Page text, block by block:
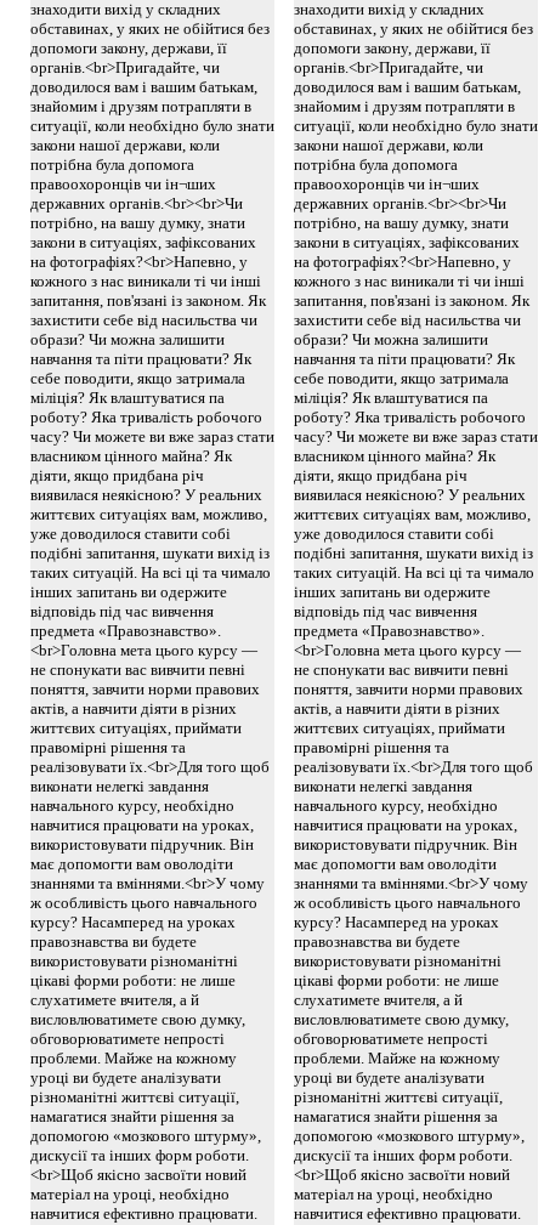
знаходити вихід у складних
обставинах, у яких не обійтися без
допомоги закону, держави, її
органів.<br>Пригадайте, чи
доводилося вам і вашим батькам,
знайомим і друзям потрапляти в
ситуації, коли необхідно було знати
закони нашої держави, коли
потрібна була допомога
правоохоронців чи ін¬ших
державних органів.<br><br>Чи
потрібно, на вашу думку, знати
закони в ситуаціях, зафіксованих
на фотографіях?<br>Напевно, у
кожного з нас виникали ті чи інші
запитання, пов'язані із законом. Як
захистити себе від насильства чи
образи? Чи можна залишити
навчання та піти працювати? Як
себе поводити, якщо затримала
міліція? Як влаштуватися па
роботу? Яка тривалість робочого
часу? Чи можете ви вже зараз стати
власником цінного майна? Як
діяти, якщо придбана річ
виявилася неякісною? У реальних
життєвих ситуаціях вам, можливо,
уже доводилося ставити собі
подібні запитання, шукати вихід із
таких ситуацій. На всі ці та чимало
інших запитань ви одержите
відповідь під час вивчення
предмета «Правознавство».
<br>Головна мета цього курсу —
не спонукати вас вивчити певні
поняття, завчити норми правових
актів, а навчити діяти в різних
життєвих ситуаціях, приймати
правомірні рішення та
реалізовувати їх.<br>Для того щоб
виконати нелегкі завдання
навчального курсу, необхідно
навчитися працювати на уроках,
використовувати підручник. Він
має допомогти вам оволодіти
знаннями та вміннями.<br>У чому
ж особливість цього навчального
курсу? Насамперед на уроках
правознавства ви будете
використовувати різноманітні
цікаві форми роботи: не лише
слухатимете вчителя, а й
висловлюватимете свою думку,
обговорюватимете непрості
проблеми. Майже на кожному
уроці ви будете аналізувати
різноманітні життєві ситуації,
намагатися знайти рішення за
допомогою «мозкового штурму»,
дискусії та інших форм роботи.
<br>Щоб якісно засвоїти новий
матеріал на уроці, необхідно
навчитися ефективно працювати.
знаходити вихід у складних
обставинах, у яких не обійтися без
допомоги закону, держави, її
органів.<br>Пригадайте, чи
доводилося вам і вашим батькам,
знайомим і друзям потрапляти в
ситуації, коли необхідно було знати
закони нашої держави, коли
потрібна була допомога
правоохоронців чи ін¬ших
державних органів.<br><br>Чи
потрібно, на вашу думку, знати
закони в ситуаціях, зафіксованих
на фотографіях?<br>Напевно, у
кожного з нас виникали ті чи інші
запитання, пов'язані із законом. Як
захистити себе від насильства чи
образи? Чи можна залишити
навчання та піти працювати? Як
себе поводити, якщо затримала
міліція? Як влаштуватися па
роботу? Яка тривалість робочого
часу? Чи можете ви вже зараз стати
власником цінного майна? Як
діяти, якщо придбана річ
виявилася неякісною? У реальних
життєвих ситуаціях вам, можливо,
уже доводилося ставити собі
подібні запитання, шукати вихід із
таких ситуацій. На всі ці та чимало
інших запитань ви одержите
відповідь під час вивчення
предмета «Правознавство».
<br>Головна мета цього курсу —
не спонукати вас вивчити певні
поняття, завчити норми правових
актів, а навчити діяти в різних
життєвих ситуаціях, приймати
правомірні рішення та
реалізовувати їх.<br>Для того щоб
виконати нелегкі завдання
навчального курсу, необхідно
навчитися працювати на уроках,
використовувати підручник. Він
має допомогти вам оволодіти
знаннями та вміннями.<br>У чому
ж особливість цього навчального
курсу? Насамперед на уроках
правознавства ви будете
використовувати різноманітні
цікаві форми роботи: не лише
слухатимете вчителя, а й
висловлюватимете свою думку,
обговорюватимете непрості
проблеми. Майже на кожному
уроці ви будете аналізувати
різноманітні життєві ситуації,
намагатися знайти рішення за
допомогою «мозкового штурму»,
дискусії та інших форм роботи.
<br>Щоб якісно засвоїти новий
матеріал на уроці, необхідно
навчитися ефективно працювати.